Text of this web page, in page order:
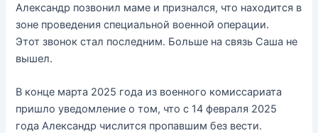
Александр позвонил маме и признался, что находится в
зоне проведения специальной военной операции.
Этот звонок стал последним. Больше на связь Саша не
вышел.
В конце марта 2025 года из военного комиссариата
пришло уведомление о том, что с 14 февраля 2025
года Александр числится пропавшим без вести.